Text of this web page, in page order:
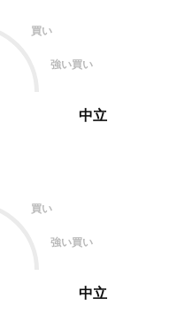
買い
強い買い
中立
買い
強い買い
中立